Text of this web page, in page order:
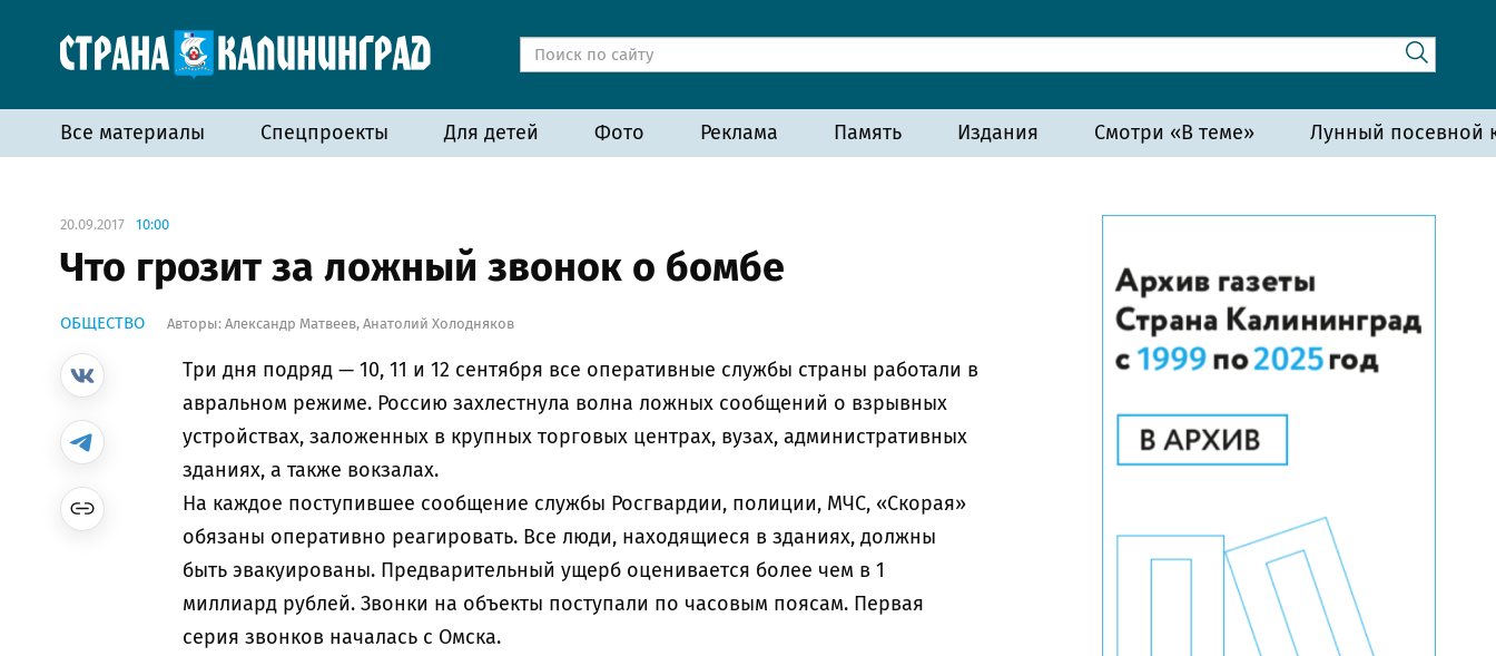
Все материалы Спецпроекты Для детей Фото Реклама Память Издания Смотри «В теме» Лунный посевной
20.09.2017 10:00
Что грозит за ложный звонок о бомбе
ОБЩЕСТВО Авторы: Александр Матвеев, Анатолий Холодняков
Три дня подряд — 10, 11 и 12 сентября все оперативные службы страны работали в
авральном режиме. Россию захлестнула волна ложных сообщений о взрывных
устройствах, заложенных в крупных торговых центрах, вузах, административных
зданиях, а также вокзалах.
На каждое поступившее сообщение службы Росгвардии, полиции, МЧС, «Скорая»
обязаны оперативно реагировать. Все люди, находящиеся в зданиях, должны
быть эвакуированы. Предварительный ущерб оценивается более чем в 1
миллиард рублей. Звонки на объекты поступали по часовым поясам. Первая
серия звонков началась с Омска.